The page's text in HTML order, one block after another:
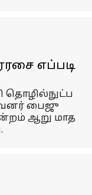
எப்படி
தொழில்நுட்ப
பைஜு
ஆறு மாத